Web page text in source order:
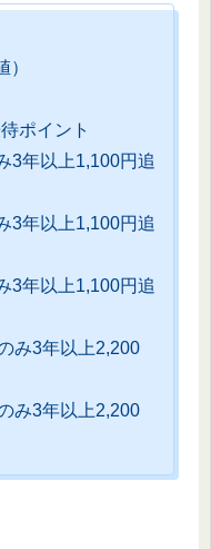
ポイント
年以上1,100円追
年以上1,100円追
年以上1,100円追
み3年以上2,200
み3年以上2,200